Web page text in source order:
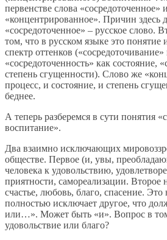
первенстве слова «сосредоточенное»
«концентрированное». Причин здесь
«сосредоточенное» – русское слово.
том, что в русском языке это понятие
спектр оттенков («сосредоточивание»
«сосредоточенность» как состояние,
степень сгущенности). Слово же
процесс, и состояние, и степень
беднее.
А теперь разберемся в сути понятия
воспитание».
Два взаимно исключающих
обществе. Первое (и, увы,
человека к удовольствию,
приятности, самореализации. Второе
счастье, любовь, благо, спасение. Это
полностью исключает другое, что
или…». Может быть «и». Вопрос в
удовольствие или благо?